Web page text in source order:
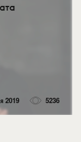
2019 5236